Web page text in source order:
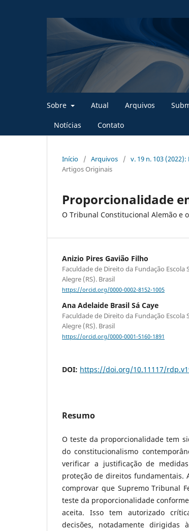
Sobre Atual Arquivos
Notícias Contato
Início / Arquivos / v. 19 n. 103
Artigos Originais
Proporcionalidade
O Tribunal Constitucional Alemão e
Anizio Pires Gavião Filho
Faculdade de Direito da Fundação
Alegre (RS). Brasil
https://orcid.org/0000-0002-8152-1005
Ana Adelaide Brasil Sá Caye
Faculdade de Direito da Fundação
Alegre (RS). Brasil
https://orcid.org/0000-0001-5160-1891
DOI: https://doi.org/10.11117/
Resumo
O teste da proporcionalidade tem
do constitucionalismo
verificar a justificação de
proteção de direitos fundamentais.
comprovar que Supremo Tribunal
teste da proporcionalidade
aceita. Isso tem autorizado
decisões, notadamente dirigidas